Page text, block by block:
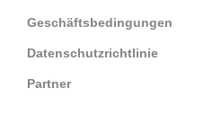
Geschäftsbedingungen
Datenschutzrichtlinie
Partner